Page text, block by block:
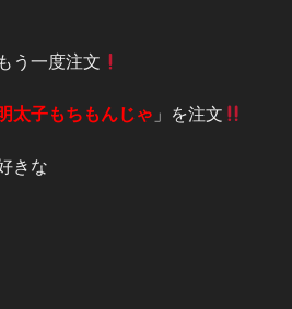
う一度注文
太子もちもんじゃ 」を注文
きな